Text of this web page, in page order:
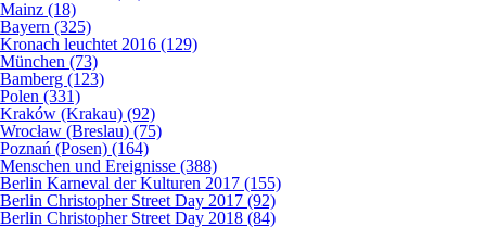
Mainz (18)
Bayern (325)
Kronach leuchtet 2016 (129)
München (73)
Bamberg (123)
Polen (331)
Kraków (Krakau) (92)
Wrocław (Breslau) (75)
Poznań (Posen) (164)
Menschen und Ereignisse (388)
Berlin Karneval der Kulturen 2017 (155)
Berlin Christopher Street Day 2017 (92)
Berlin Christopher Street Day 2018 (84)